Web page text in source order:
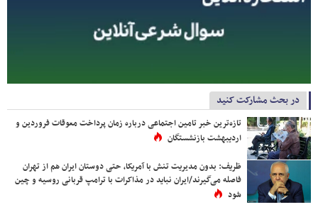
در بحث مشارکت کنید
تازه‌ترین خبر تامین اجتماعی درباره زمان پرداخت معوقات فروردین و
اردیبهشت بازنشستگان
ظریف: بدون مدیریت تنش با آمریکا، حتی دوستان ایران هم از تهران
فاصله می‌گیرند/ایران نباید در مذاکرات با ترامپ قربانی روسیه و چین
شود